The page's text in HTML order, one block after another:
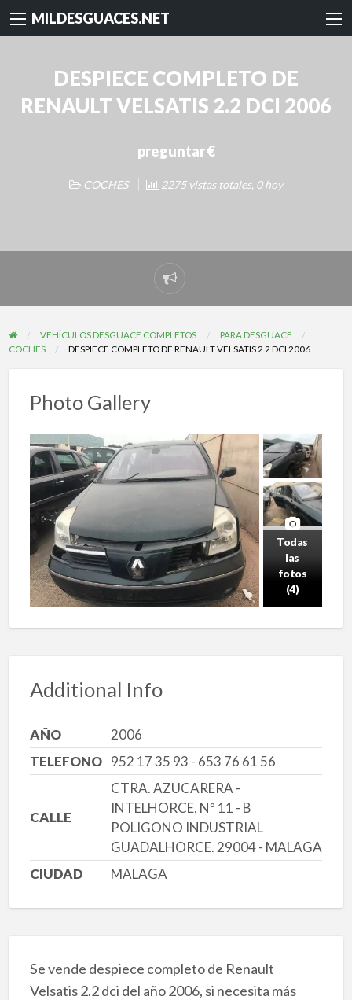
MILDESGUACES.NET
DESPIECE COMPLETO DE
RENAULT VELSATIS 2.2 DCI 2006
preguntar €
COCHES 2275 vistas totales, 0 hoy
Reportar
problema
VEHÍCULOS DESGUACE COMPLETOS
PARA DESGUACE
COCHES
DESPIECE COMPLETO DE RENAULT VELSATIS 2.2 DCI 2006
Photo Gallery
Todas
las
fotos
(4)
Additional Info
AÑO
2006
TELEFONO 952 17 35 93 - 653 76 61 56
CALLE
CTRA. AZUCARERA -
INTELHORCE, Nº 11 - B
POLIGONO INDUSTRIAL
GUADALHORCE. 29004 - MALAGA
CIUDAD
MALAGA
Se vende despiece completo de Renault
Velsatis 2.2 dci del año 2006, si necesita más